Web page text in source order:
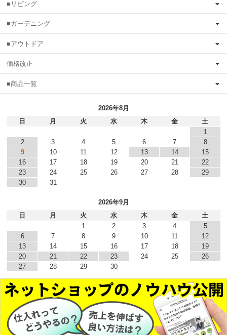
■リビング
■ガーデニング
■アウトドア
価格改正
■商品一覧
2026年8月
日
月 火 水 木 金
土
1
2
3 4 5 6 7
8
9
10 11 12 13 14
15
16
17 18 19 20 21
22
23
24 25 26 27 28
29
30
31
2026年9月
日
月 火 水 木 金
土
1
2 3 4
5
6
7 8 9 10 11
12
13
14 15 16 17 18
19
20
21 22 23 24 25
26
27
28 29 30